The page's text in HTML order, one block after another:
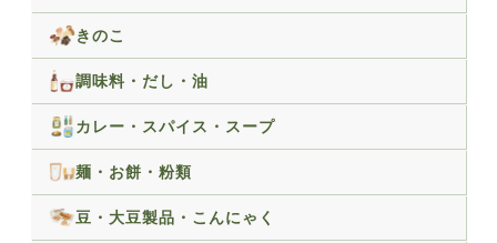
きのこ
調味料・だし・油
カレー・スパイス・スープ
麺・お餅・粉類
豆・大豆製品・こんにゃく